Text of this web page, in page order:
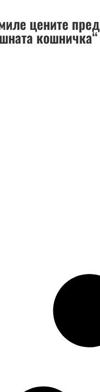
цените пред
кошничка“